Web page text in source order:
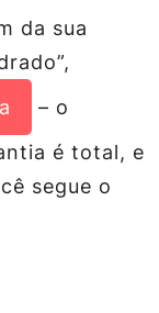
da sua
– o
é total, e
segue o